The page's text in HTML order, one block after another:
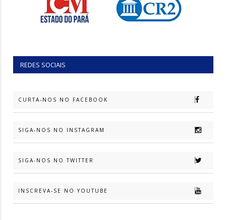
REDES SOCIAIS
CURTA-NOS NO FACEBOOK
SIGA-NOS NO INSTAGRAM
SIGA-NOS NO TWITTER
INSCREVA-SE NO YOUTUBE